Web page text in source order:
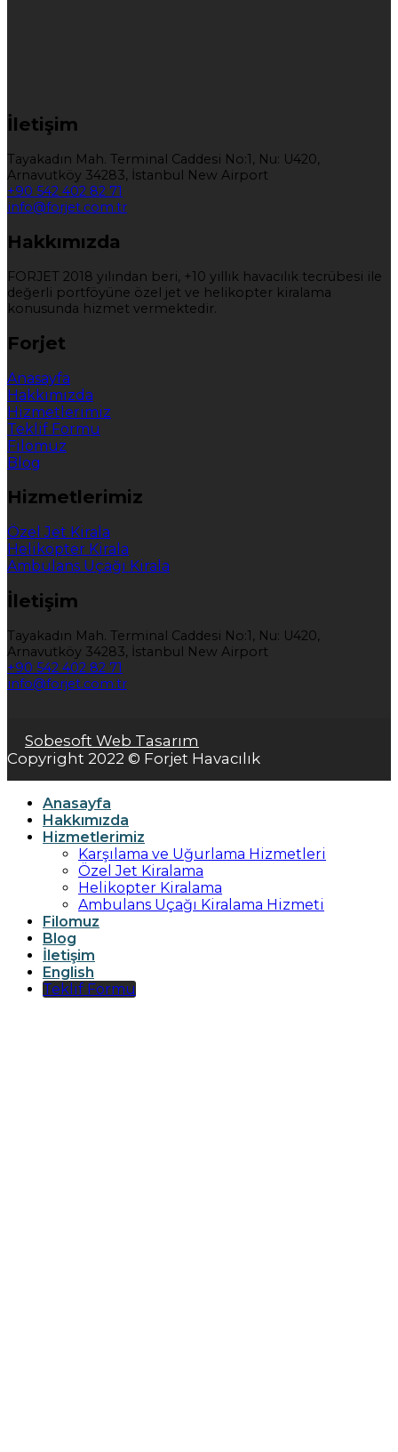
İletişim
Tayakadın Mah. Terminal Caddesi No:1, Nu: U420,
Arnavutköy 34283, İstanbul New Airport
+90 542 402 82 71
info@forjet.com.tr
Hakkımızda
FORJET 2018 yılından beri, +10 yıllık havacılık tecrübesi ile
değerli portföyüne özel jet ve helikopter kiralama
konusunda hizmet vermektedir.
Forjet
Anasayfa
Hakkımızda
Hizmetlerimiz
Teklif Formu
Filomuz
Blog
Hizmetlerimiz
Özel Jet Kirala
Helikopter Kirala
Ambulans Uçağı Kirala
İletişim
Tayakadın Mah. Terminal Caddesi No:1, Nu: U420,
Arnavutköy 34283, İstanbul New Airport
+90 542 402 82 71
info@forjet.com.tr
Sobesoft Web Tasarım
Copyright 2022 © Forjet Havacılık
Anasayfa
Hakkımızda
Hizmetlerimiz
Karşılama ve Uğurlama Hizmetleri
Özel Jet Kiralama
Helikopter Kiralama
Ambulans Uçağı Kiralama Hizmeti
Filomuz
Blog
İletişim
English
Teklif Formu